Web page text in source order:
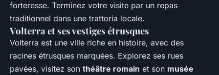
forteresse. Terminez votre visite par un repas
traditionnel dans une trattoria locale.
Volterra et ses vestiges étrusques
Volterra est une ville riche en histoire, avec des
racines étrusques marquées. Explorez ses rues
pavées, visitez son théâtre romain et son musée